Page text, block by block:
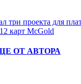
три проекта для
карт McGold
ОТ АВТОРА